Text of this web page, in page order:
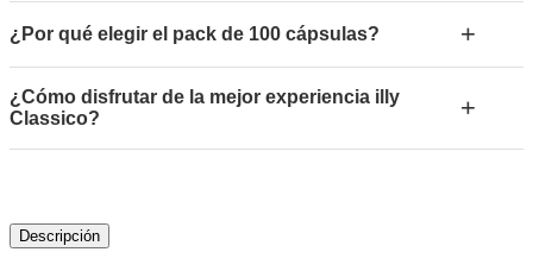
¿Por qué elegir el pack de 100 cápsulas? +
¿Cómo disfrutar de la mejor experiencia illy
Classico?
+
Descripción